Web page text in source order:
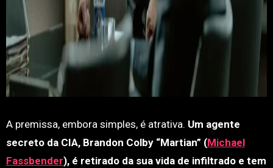
A premissa, embora simples, é atrativa. Um agente
secreto da CIA, Brandon Colby “Martian” (Michael
Fassbender), é retirado da sua vida de infiltrado e tem